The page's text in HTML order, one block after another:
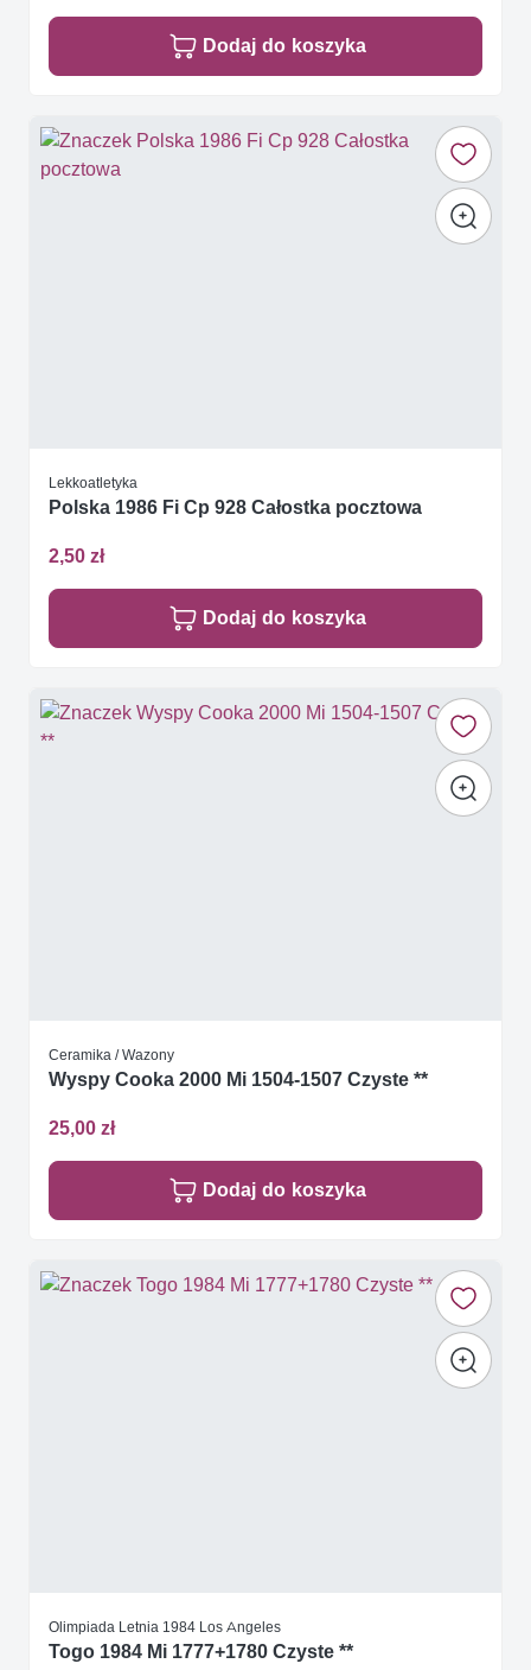
Dodaj do koszyka
Lekkoatletyka
Polska 1986 Fi Cp 928 Całostka pocztowa
2,50 zł
Dodaj do koszyka
Ceramika / Wazony
Wyspy Cooka 2000 Mi 1504-1507 Czyste **
25,00 zł
Dodaj do koszyka
Olimpiada Letnia 1984 Los Angeles
Togo 1984 Mi 1777+1780 Czyste **